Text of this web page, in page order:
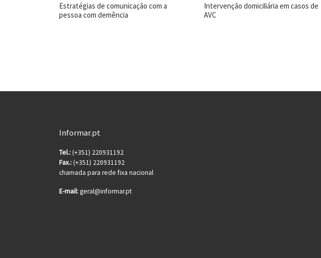
Estratégias de comunicação com a
pessoa com demência
Intervenção domiciliária em casos de
AVC
Informar.pt
Tel.:(+351) 220931192
Fax.:(+351) 220931192
chamada para rede fixa nacional
E-mail:geral@informar.pt